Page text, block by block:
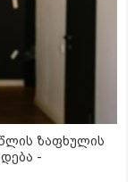
ზაფხულის
-